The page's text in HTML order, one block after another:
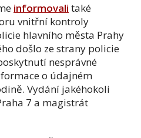
informovali také
vnitřní kontroly
hlavního města Prahy
došlo ze strany policie
nesprávné
o údajném
Vydání jakéhokoli
7 a magistrát